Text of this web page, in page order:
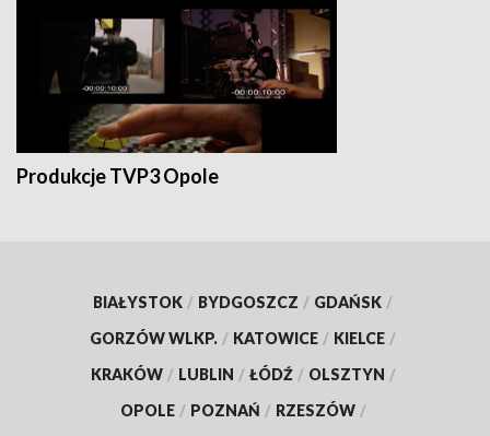
Produkcje TVP3 Opole
BIAŁYSTOK / BYDGOSZCZ / GDAŃSK /
GORZÓW WLKP. / KATOWICE / KIELCE /
KRAKÓW / LUBLIN / ŁÓDŹ / OLSZTYN /
OPOLE / POZNAŃ / RZESZÓW /